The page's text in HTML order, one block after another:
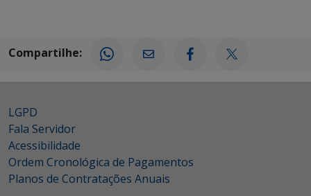
Compartilhe:
LGPD
Fala Servidor
Acessibilidade
Ordem Cronológica de Pagamentos
Planos de Contratações Anuais